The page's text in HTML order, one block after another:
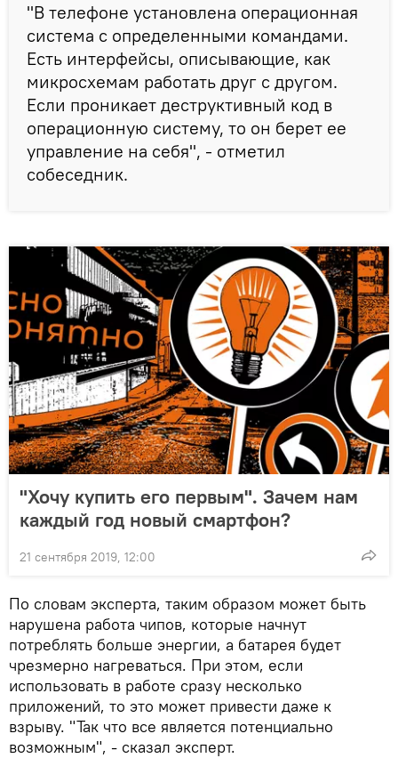
"В телефоне установлена операционная
система с определенными командами.
Есть интерфейсы, описывающие, как
микросхемам работать друг с другом.
Если проникает деструктивный код в
операционную систему, то он берет ее
управление на себя", - отметил
собеседник.
"Хочу купить его первым". Зачем нам
каждый год новый смартфон?
21 сентября 2019, 12:00
По словам эксперта, таким образом может быть
нарушена работа чипов, которые начнут
потреблять больше энергии, а батарея будет
чрезмерно нагреваться. При этом, если
использовать в работе сразу несколько
приложений, то это может привести даже к
взрыву. "Так что все является потенциально
возможным", - сказал эксперт.